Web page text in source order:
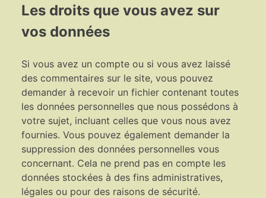
Les droits que vous avez sur
vos données
Si vous avez un compte ou si vous avez laissé
des commentaires sur le site, vous pouvez
demander à recevoir un fichier contenant toutes
les données personnelles que nous possédons à
votre sujet, incluant celles que vous nous avez
fournies. Vous pouvez également demander la
suppression des données personnelles vous
concernant. Cela ne prend pas en compte les
données stockées à des fins administratives,
légales ou pour des raisons de sécurité.